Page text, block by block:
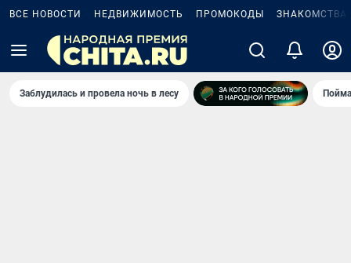
ВСЕ НОВОСТИ НЕДВИЖИМОСТЬ ПРОМОКОДЫ ЗНАКОМСТВА
Заблудилась и провела ночь в лесу